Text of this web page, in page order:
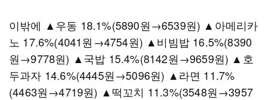
이밖에 ▲우동 18.1%(5890원→6539원) ▲아메리카
노 17.6%(4041원→4754원) ▲비빔밥 16.5%(8390
원→9778원) ▲국밥 15.4%(8142원→9659원) ▲호
두과자 14.6%(4445원→5096원) ▲라면 11.7%
(4463원→4719원) ▲떡꼬치 11.3%(3548원→3957